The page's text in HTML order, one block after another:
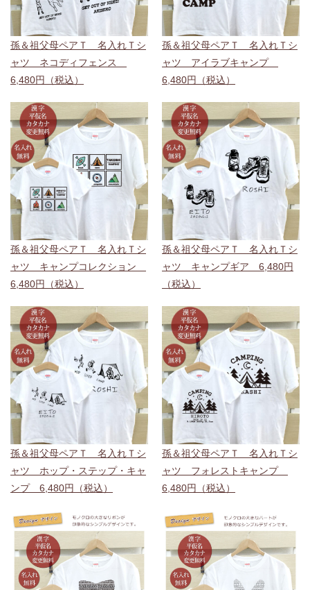
孫＆祖父母ペアＴ 名入れＴシ
ャツ ネコディフェンス
6,480円（税込）
孫＆祖父母ペアＴ 名入れＴシ
ャツ アイラブキャンプ
6,480円（税込）
孫＆祖父母ペアＴ 名入れＴシ
ャツ キャンプコレクション
6,480円（税込）
孫＆祖父母ペアＴ 名入れＴシ
ャツ キャンプギア 6,480円
（税込）
孫＆祖父母ペアＴ 名入れＴシ
ャツ ホップ・ステップ・キャ
ンプ 6,480円（税込）
孫＆祖父母ペアＴ 名入れＴシ
ャツ フォレストキャンプ
6,480円（税込）